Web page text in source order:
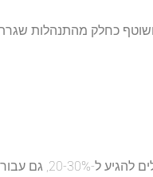
ושוטף כחלק מהתנהלות
בקשו הצעות מחיר מכמה חברות ניקיון שונות. ההבדלים